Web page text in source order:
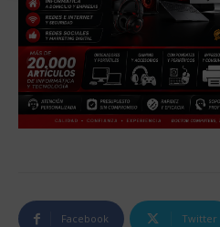
Facebook Twitter